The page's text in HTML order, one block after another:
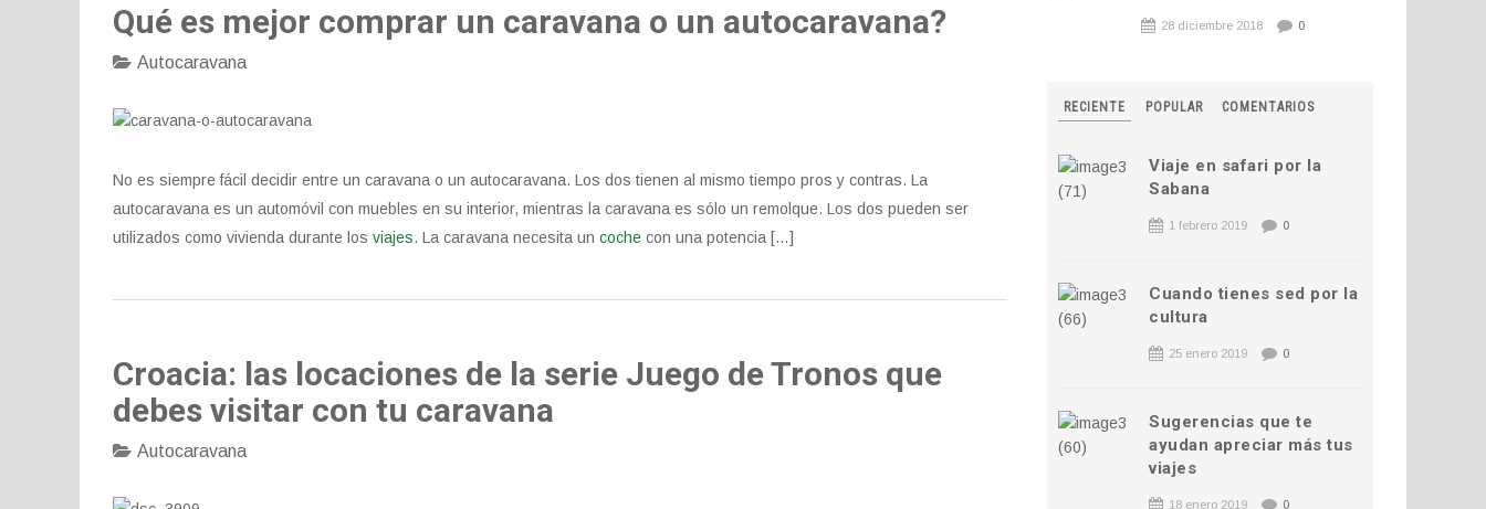
Qué es mejor comprar un caravana o un autocaravana?
Autocaravana
No es siempre fácil decidir entre un caravana o un autocaravana. Los dos tienen al mismo tiempo pros y contras. La
autocaravana es un automóvil con muebles en su interior, mientras la caravana es sólo un remolque. Los dos pueden ser
utilizados como vivienda durante los viajes. La caravana necesita un coche con una potencia […]
Croacia: las locaciones de la serie Juego de Tronos que
debes visitar con tu caravana
Autocaravana
28 diciembre 2018 0
RECIENTE POPULAR COMENTARIOS
Viaje en safari por la
Sabana
1 febrero 2019 0
Cuando tienes sed por la
cultura
25 enero 2019 0
Sugerencias que te
ayudan apreciar más tus
viajes
18 enero 2019 0